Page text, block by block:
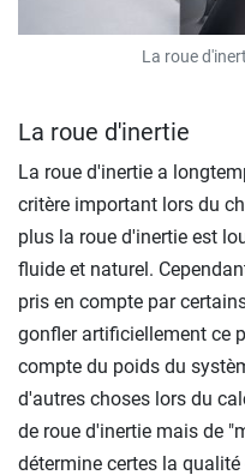
La roue
La roue d'inertie
La roue d'inertie a
critère important lors du
plus la roue d'inertie est
fluide et naturel.
pris en compte par
gonfler artificiellement ce
compte du poids du
d'autres choses lors du
de roue d'inertie mais de
détermine certes la